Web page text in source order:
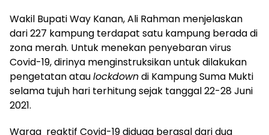
Wakil Bupati Way Kanan, Ali Rahman menjelaskan
dari 227 kampung terdapat satu kampung berada di
zona merah. Untuk menekan penyebaran virus
Covid-19, dirinya menginstruksikan untuk dilakukan
pengetatan ataulockdowndi Kampung Suma Mukti
selama tujuh hari terhitung sejak tanggal 22-28 Juni
2021.
Warga reaktif Covid-19 diduga berasal dari dua